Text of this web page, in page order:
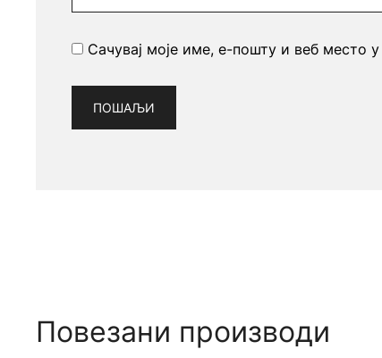
Сачувај моје име, е-пошту и веб место
Повезани производи